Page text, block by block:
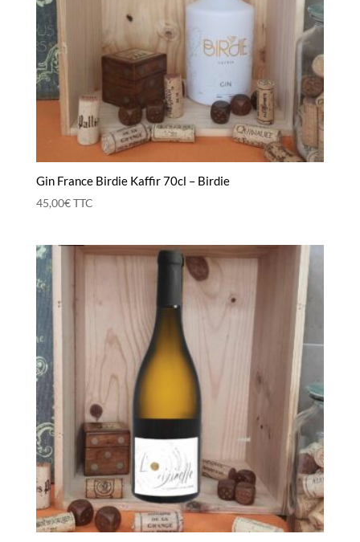
Gin France Birdie Kaffir 70cl – Birdie
45,00€TTC